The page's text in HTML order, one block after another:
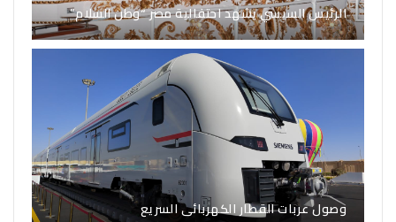
الرئيس السيسي يشهد احتفالية مصر “وطن السلام”
وصول عربات القطار الكهربائى السريع